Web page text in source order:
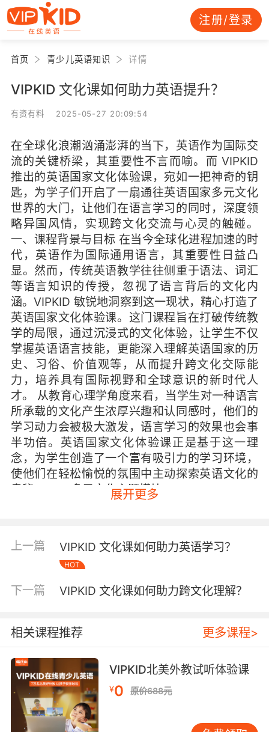
注册/登录
首页 青少儿英语知识 详情
VIPKID 文化课如何助力英语提升？
有资有料 2025-05-27 20:09:54
在全球化浪潮汹涌澎湃的当下，英语作为国际交
流的关键桥梁，其重要性不言而喻。而 VIPKID
推出的英语国家文化体验课，宛如一把神奇的钥
匙，为学子们开启了一扇通往英语国家多元文化
世界的大门，让他们在语言学习的同时，深度领
略异国风情，实现跨文化交流与心灵的触碰。
一、课程背景与目标 在当今全球化进程加速的时
代，英语作为国际通用语言，其重要性日益凸
显。然而，传统英语教学往往侧重于语法、词汇
等语言知识的传授，忽视了语言背后的文化内
涵。VIPKID 敏锐地洞察到这一现状，精心打造了
英语国家文化体验课。这门课程旨在打破传统教
学的局限，通过沉浸式的文化体验，让学生不仅
掌握英语语言技能，更能深入理解英语国家的历
史、习俗、价值观等，从而提升跨文化交际能
力，培养具有国际视野和全球意识的新时代人
才。 从教育心理学角度来看，当学生对一种语言
所承载的文化产生浓厚兴趣和认同感时，他们的
学习动力会被极大激发，语言学习的效果也会事
半功倍。英语国家文化体验课正是基于这一理
念，为学生创造了一个富有吸引力的学习环境，
使他们在轻松愉悦的氛围中主动探索英语文化的
奥秘。 二、多元文化主题模块
文化特质。在英国，从古老的不列颠部落到罗马
帝国的征服，再到中世纪的封建制度、工业革命
例如，英国的议会制度起源于中世纪，经过数百
时也孕育了英国人对法治、自由和民主的尊崇。
在美国，从殖民地时期到独立战争、南北战争，
再到现代的崛起，其历史充满了奋斗与变革。美
国的“五月花号”公约奠定了其民主自治的基础，
而独立宣言则彰显了追求自由独立的坚定信念，
这些历史元素都深深融入了美国的文化基因中。
在文化体验课上，VIPKID 通过生动的故事讲述、
展开更多
上一篇 VIPKID 文化课如何助力英语学习？
HOT
下一篇 VIPKID 文化课如何助力跨文化理解？
相关课程推荐 更多课程>
VIPKID北美外教试听体验课
¥0 原价688元